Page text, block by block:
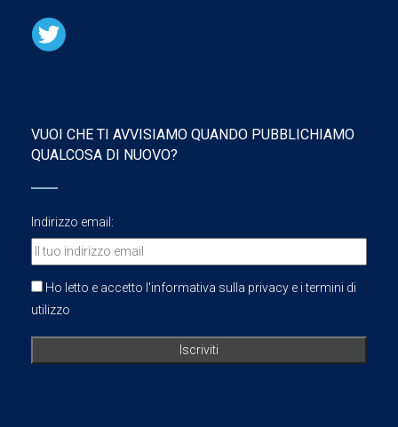
VUOI CHE TI AVVISIAMO QUANDO PUBBLICHIAMO
QUALCOSA DI NUOVO?
Indirizzo email:
Ho letto e accetto l'informativa sulla privacy e i termini di
utilizzo